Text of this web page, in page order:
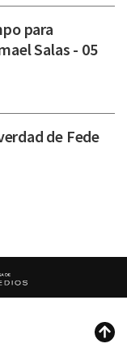
para
Salas - 05
de Fede